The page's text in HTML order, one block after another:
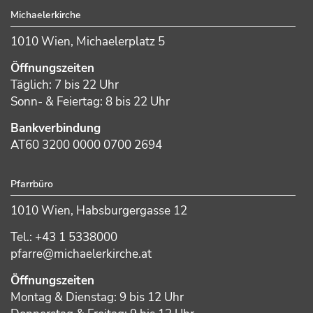
Michaelerkirche
1010 Wien, Michaelerplatz 5
Öffnungszeiten
Täglich: 7 bis 22 Uhr
Sonn- & Feiertag: 8 bis 22 Uhr
Bankverbindung
AT60 3200 0000 0700 2694
Pfarrbüro
1010 Wien, Habsburgergasse 12
Tel.: +43 1 5338000
pfarre@michaelerkirche.at
Öffnungszeiten
Montag & Dienstag: 9 bis 12 Uhr